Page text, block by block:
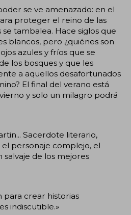
se ve amenazado: en el
proteger el reino de las
se tambalea. Hace siglos que
blancos, pero ¿quiénes son
azules y fríos que se
los bosques y que les
a aquellos desafortunados
El final del verano está
y solo un milagro podrá
Sacerdote literario,
personaje complejo, el
salvaje de los mejores
para crear historias
indiscutible.»